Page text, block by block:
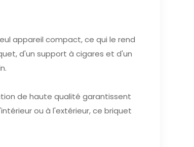
appareil compact, ce qui le rend
d'un support à cigares et d'un
de haute qualité garantissent
ou à l'extérieur, ce briquet